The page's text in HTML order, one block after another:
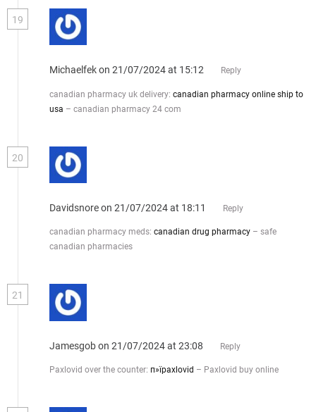
19
Michaelfekon 21/07/2024 at 15:12 Reply
canadian pharmacy uk delivery: canadian pharmacy online ship to
usa – canadian pharmacy 24 com
20
Davidsnoreon 21/07/2024 at 18:11 Reply
canadian pharmacy meds: canadian drug pharmacy – safe
canadian pharmacies
21
Jamesgobon 21/07/2024 at 23:08 Reply
Paxlovid over the counter: п»їpaxlovid – Paxlovid buy online